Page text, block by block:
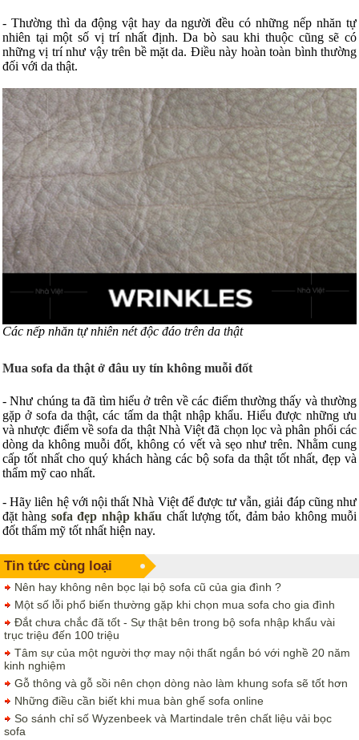
- Thường thì da động vật hay da người đều có những nếp nhăn tự
nhiên tại một số vị trí nhất định. Da bò sau khi thuộc cũng sẽ có
những vị trí như vậy trên bề mặt da. Điều này hoàn toàn bình thường
đối với da thật.
Các nếp nhăn tự nhiên nét độc đáo trên da thật
Mua sofa da thật ở đâu uy tín không muỗi đốt
- Như chúng ta đã tìm hiểu ở trên về các điểm thường thấy và thường
gặp ở sofa da thật, các tấm da thật nhập khẩu. Hiểu được những ưu
và nhược điểm về sofa da thật Nhà Việt đã chọn lọc và phân phối các
dòng da không muỗi đốt, không có vết và sẹo như trên. Nhằm cung
cấp tốt nhất cho quý khách hàng các bộ sofa da thật tốt nhất, đẹp và
thẩm mỹ cao nhất.
- Hãy liên hệ với nội thất Nhà Việt để được tư vẫn, giải đáp cũng như
đặt hàng sofa đẹp nhập khẩu chất lượng tốt, đảm bảo không muỗi
đốt thẩm mỹ tốt nhất hiện nay.
Tin tức cùng loại
Nên hay không nên bọc lại bộ sofa cũ của gia đình ?
Một số lỗi phổ biến thường gặp khi chọn mua sofa cho gia đình
Đắt chưa chắc đã tốt - Sự thật bên trong bộ sofa nhập khẩu vài
trục triệu đến 100 triệu
Tâm sự của một người thợ may nội thất ngắn bó với nghề 20 năm
kinh nghiệm
Gỗ thông và gỗ sồi nên chọn dòng nào làm khung sofa sẽ tốt hơn
Những điều cần biết khi mua bàn ghế sofa online
So sánh chỉ số Wyzenbeek và Martindale trên chất liệu vải bọc
sofa